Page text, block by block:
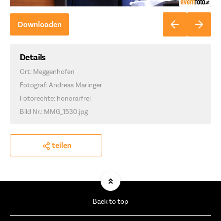
Downloaden
Details
Ort: Meggenhofen
Fotograf: Andreas Maringer
Fotorechte: honorarfrei
Bild Nr.: MMG_1530.jpg
teilen
Back to top